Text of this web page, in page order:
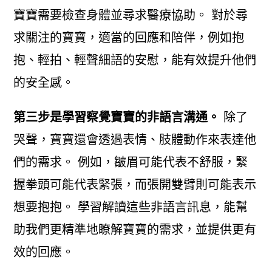
寶寶需要檢查身體並尋求醫療協助。 對於尋
求關注的寶寶，適當的回應和陪伴，例如抱
抱、輕拍、輕聲細語的安慰，能有效提升他們
的安全感。
第三步是學習察覺寶寶的非語言溝通。
除了
哭聲，寶寶還會透過表情、肢體動作來表達他
們的需求。 例如，皺眉可能代表不舒服，緊
握拳頭可能代表緊張，而張開雙臂則可能表示
想要抱抱。 學習解讀這些非語言訊息，能幫
助我們更精準地瞭解寶寶的需求，並提供更有
效的回應。